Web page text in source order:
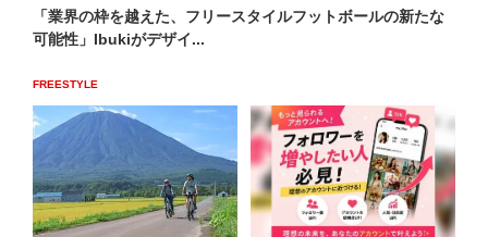
「業界の枠を越えた、フリースタイルフットボールの新たな
可能性」Ibukiがデザイ...
FREESTYLE